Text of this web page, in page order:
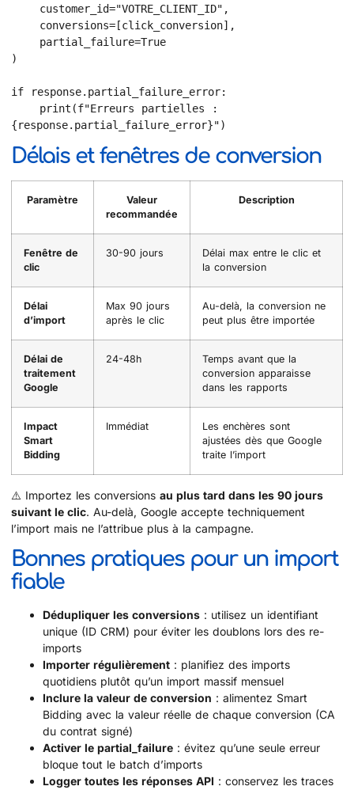
)
if response.partial_failure_error:
{response.partial_failure_error}")
Délais et fenêtres de conversion
Paramètre
Valeur
recommandée
Description
Fenêtre de
clic
30-90 jours
Délai max entre le clic et
la conversion
Délai
d’import
Max 90 jours
après le clic
Au-delà, la conversion ne
peut plus être importée
Délai de
traitement
Google
24-48h
Temps avant que la
conversion apparaisse
dans les rapports
Impact
Smart
Bidding
Immédiat
Les enchères sont
ajustées dès que Google
traite l’import
⚠️ Importez les conversions au plus tard dans les 90 jours
suivant le clic. Au-delà, Google accepte techniquement
l’import mais ne l’attribue plus à la campagne.
Bonnes pratiques pour un import
fiable
Dédupliquer les conversions : utilisez un identifiant
unique (ID CRM) pour éviter les doublons lors des re-
imports
Importer régulièrement : planifiez des imports
quotidiens plutôt qu’un import massif mensuel
Inclure la valeur de conversion : alimentez Smart
Bidding avec la valeur réelle de chaque conversion (CA
du contrat signé)
Activer le partial_failure : évitez qu’une seule erreur
bloque tout le batch d’imports
Logger toutes les réponses API : conservez les traces